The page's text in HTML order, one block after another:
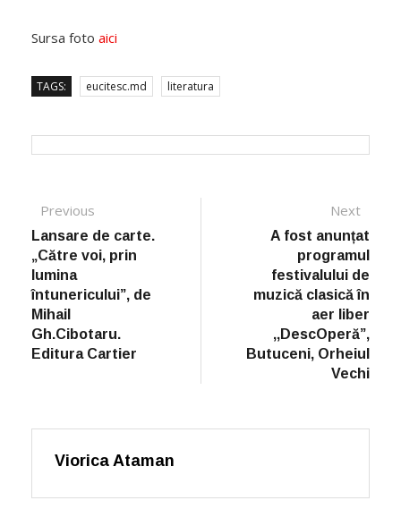
Sursa foto aici
TAGS: eucitesc.md literatura
Post navigation
Previous
Lansare de carte.
„Către voi, prin
lumina
întunericului”, de
Mihail
Gh.Cibotaru.
Editura Cartier
Next
A fost anunțat
programul
festivalului de
muzică clasică în
aer liber
,,DescOperă”,
Butuceni, Orheiul
Vechi
Viorica Ataman